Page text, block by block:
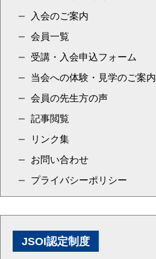
入会のご案内
会員一覧
受講・入会申込フォーム
当会への体験・見学のご案内
会員の先生方の声
記事閲覧
リンク集
お問い合わせ
プライバシーポリシー
JSOI認定制度